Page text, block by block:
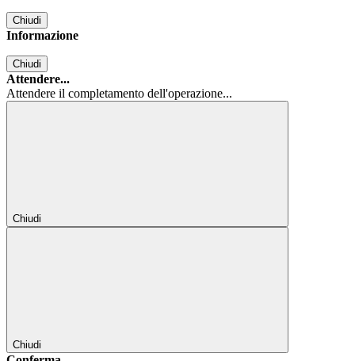
Chiudi
Informazione
Chiudi
Attendere...
Attendere il completamento dell'operazione...
Chiudi
Chiudi